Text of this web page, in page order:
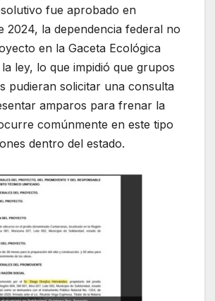
fue aprobado en
2024, la dependencia federal no
en la Gaceta Ecológica
ley, lo que impidió que grupos
pudieran solicitar una consulta
amparos para frenar la
comúnmente en este tipo
dentro del estado.